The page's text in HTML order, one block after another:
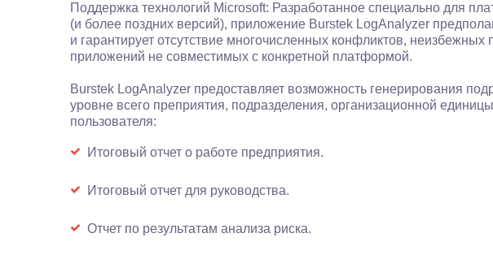
Поддержка технологий Microsoft: Разработанное специально для
(и более поздних версий), приложение Burstek LogAnalyzer
и гарантирует отсутствие многочисленных конфликтов, неизбежных
приложений не совместимых с конкретной платформой.
Burstek LogAnalyzer предоставляет возможность генерирования
уровне всего преприятия, подразделения, организационной
пользователя:
Итоговый отчет о работе предприятия.
Итоговый отчет для руководства.
Отчет по результатам анализа риска.